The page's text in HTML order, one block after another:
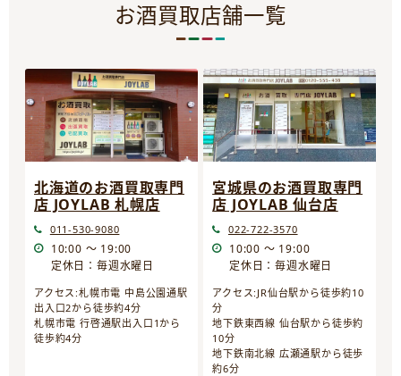
お酒買取店舗一覧
北海道のお酒買取専門
店 JOYLAB 札幌店
011-530-9080
10:00 ～ 19:00
定休日：毎週水曜日
アクセス:札幌市電 中島公園通駅
出入口2から徒歩約4分
札幌市電 行啓通駅出入口1から
徒歩約4分
宮城県のお酒買取専門
店 JOYLAB 仙台店
022-722-3570
10:00 ～ 19:00
定休日：毎週水曜日
アクセス:JR仙台駅から徒歩約10
分
地下鉄東西線 仙台駅から徒歩約
10分
地下鉄南北線 広瀬通駅から徒歩
約6分